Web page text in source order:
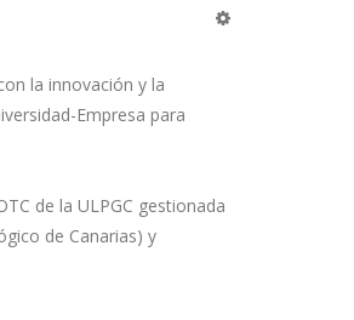
la innovación y la
Empresa para
de la ULPGC gestionada
de Canarias) y